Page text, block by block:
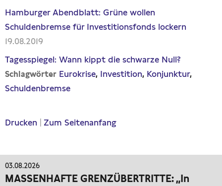
Hamburger Abendblatt: Grüne wollen
Schuldenbremse für Investitionsfonds lockern
19.08.2019
Tagesspiegel: Wann kippt die schwarze Null?
Schlagwörter Eurokrise Investition Konjunktur
Schuldenbremse
Drucken Zum Seitenanfang
03.08.2026
MASSENHAFTE GRENZÜBERTRITTE: „In